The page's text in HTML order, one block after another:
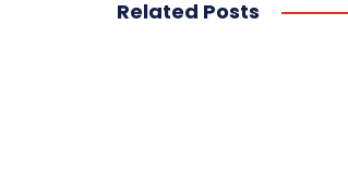
Related Posts